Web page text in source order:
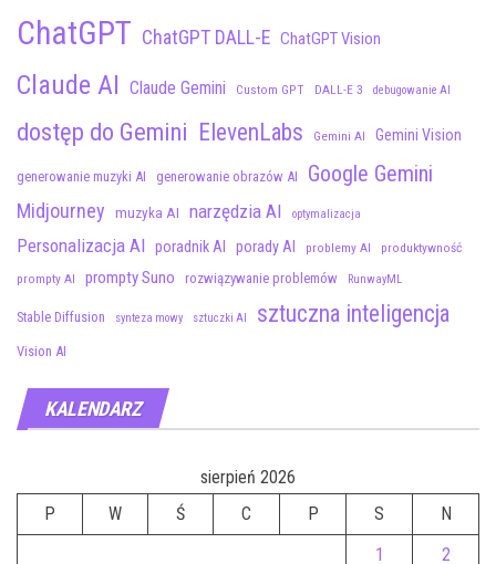
ChatGPT ChatGPT DALL-E ChatGPT Vision
Claude AI Claude Gemini Custom GPT DALL-E 3 debugowanie AI
dostęp do Gemini ElevenLabs Gemini AI Gemini Vision
generowanie muzyki AI generowanie obrazów AI Google Gemini
Midjourney muzyka AI narzędzia AI optymalizacja
Personalizacja AI poradnik AI porady AI problemy AI
produktywność
prompty AI
prompty Suno rozwiązywanie problemów RunwayML
Stable Diffusion synteza mowy sztuczki AI sztuczna inteligencja
Vision AI
KALENDARZ
sierpień 2026
P
W Ś C P S
N
1
2